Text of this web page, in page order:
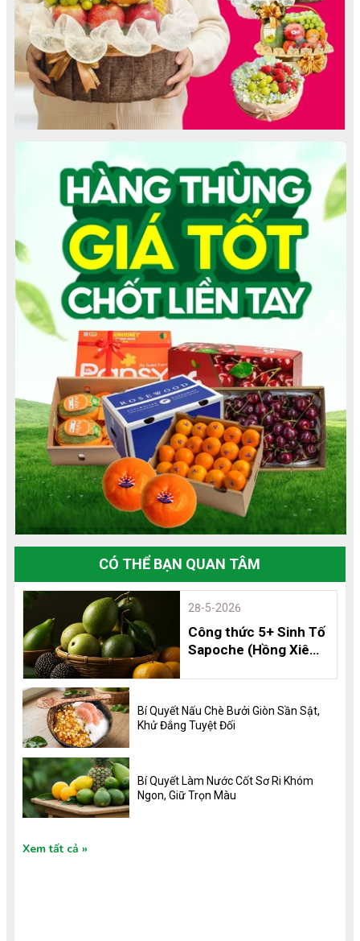
CÓ THỂ BẠN QUAN TÂM
28-5-2026
Công thức 5+ Sinh Tố
Sapoche (Hồng Xiêm)
Dưỡng và 8 Lợi Ích
Không Thể Bỏ Qua
Bí Quyết Nấu Chè Bưởi Giòn Sần Sật,
Khử Đắng Tuyệt Đối
Bí Quyết Làm Nước Cốt Sơ Ri Khóm
Ngon, Giữ Trọn Màu
Xem tất cả